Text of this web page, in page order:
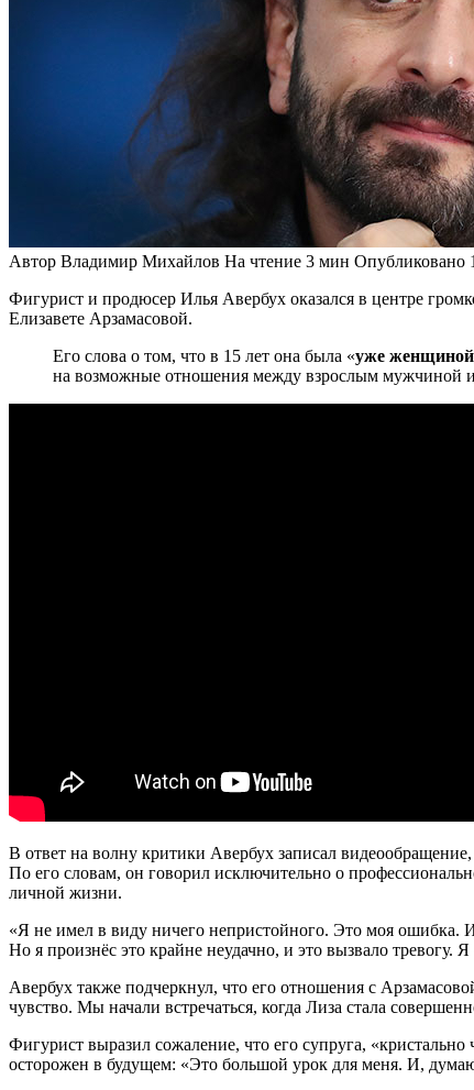
Автор Владимир Михайлов На чтение 3 мин Опубликовано
Фигурист и продюсер Илья Авербух оказался в центре
Елизавете Арзамасовой.
Его слова о том, что в 15 лет она была «уже
на возможные отношения между взрослым мужчиной
В ответ на волну критики Авербух записал
По его словам, он говорил исключительно о
личной жизни.
«Я не имел в виду ничего непристойного. Это моя ошибка.
Но я произнёс это крайне неудачно, и это вызвало
Авербух также подчеркнул, что его отношения с
чувство. Мы начали встречаться, когда Лиза стала
Фигурист выразил сожаление, что его супруга,
осторожен в будущем: «Это большой урок для меня. И,